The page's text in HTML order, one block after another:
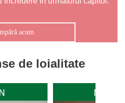
acum
de loialitate